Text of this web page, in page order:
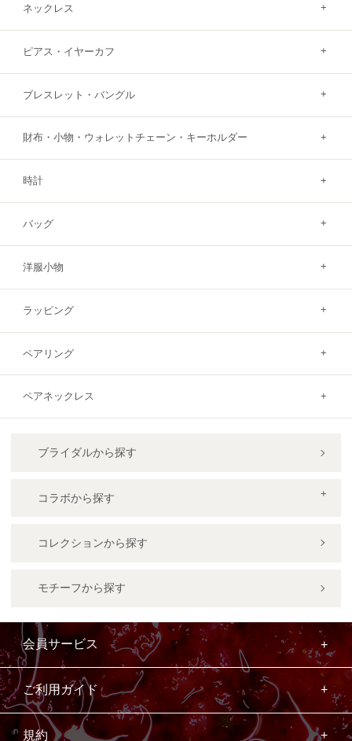
ネックレス
ピアス・イヤーカフ
ブレスレット・バングル
財布・小物・ウォレットチェーン・キーホルダー
時計
バッグ
洋服小物
ラッピング
ペアリング
ペアネックレス
ブライダルから探す
コラボから探す
コレクションから探す
モチーフから探す
会員サービス
ご利用ガイド
規約